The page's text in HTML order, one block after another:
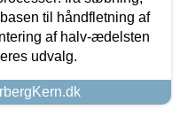
til håndfletning af
af halv-ædelsten
udvalg.